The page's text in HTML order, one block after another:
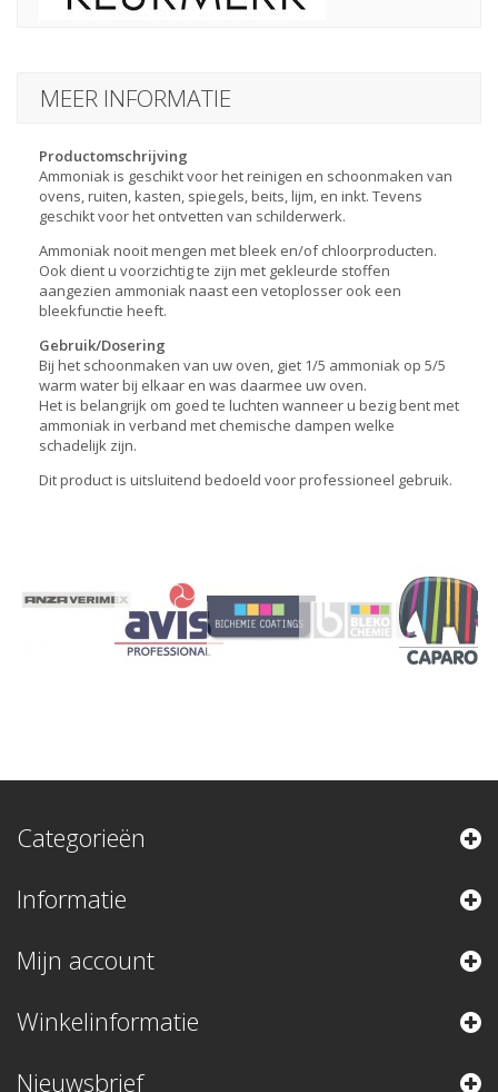
MEER INFORMATIE
Productomschrijving
Ammoniak is geschikt voor het reinigen en schoonmaken van
ovens, ruiten, kasten, spiegels, beits, lijm, en inkt. Tevens
geschikt voor het ontvetten van schilderwerk.
Ammoniak nooit mengen met bleek en/of chloorproducten.
Ook dient u voorzichtig te zijn met gekleurde stoffen
aangezien ammoniak naast een vetoplosser ook een
bleekfunctie heeft.
Gebruik/Dosering
Bij het schoonmaken van uw oven, giet 1/5 ammoniak op 5/5
warm water bij elkaar en was daarmee uw oven.
Het is belangrijk om goed te luchten wanneer u bezig bent met
ammoniak in verband met chemische dampen welke
schadelijk zijn.
Dit product is uitsluitend bedoeld voor professioneel gebruik.
Categorieën
Informatie
Mijn account
Winkelinformatie
Nieuwsbrief